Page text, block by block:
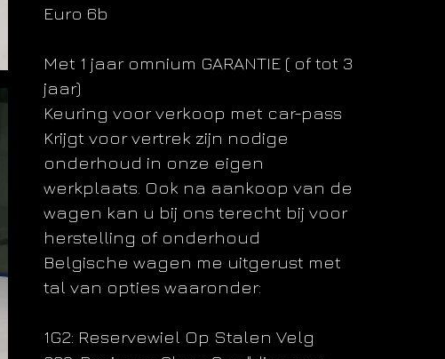
Euro 6b
Met 1 jaar omnium GARANTIE ( of tot 3
jaar)
Keuring voor verkoop met car-pass
Krijgt voor vertrek zijn nodige
onderhoud in onze eigen
werkplaats. Ook na aankoop van de
wagen kan u bij ons terecht bij voor
herstelling of onderhoud
Belgische wagen me uitgerust met
tal van opties waaronder:
1G2: Reservewiel Op Stalen Velg